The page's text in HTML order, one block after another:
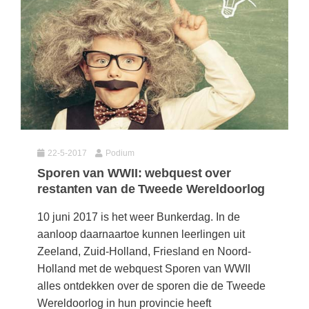
Almere(23)
Dordrecht(21)
Eindhoven(13)
Zoetermeer(13)
Amersfoort(11)
Klassieke Talen
Letterkunde
Levensbeschouwing
Maatschappijleer
Muziek
Rekenen / Wiskunde
Scheikunde
Sociale vaardigheden
Spaans
Studievaardigheden
Meesterbaan onderwijsvacatures
LEERMETHODEN
Biologie
Examentraining
Geschiedenis
Media
Nederlands
Rekenen
Sociale vaardigheden
Studievaardigheden
22-5-2017 Podium
Sporen van WWII: webquest over
restanten van de Tweede Wereldoorlog
10 juni 2017 is het weer Bunkerdag. In de
aanloop daarnaartoe kunnen leerlingen uit
Zeeland, Zuid-Holland, Friesland en Noord-
Holland met de webquest Sporen van WWII
alles ontdekken over de sporen die de Tweede
Wereldoorlog in hun provincie heeft